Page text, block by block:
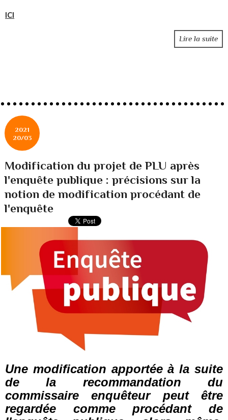
ICI
Lire la suite
2021
20/03
Modification du projet de PLU après
l'enquête publique : précisions sur la
notion de modification procédant de
l'enquête
Une modification apportée à la suite
de la recommandation du
commissaire enquêteur peut être
regardée comme procédant de